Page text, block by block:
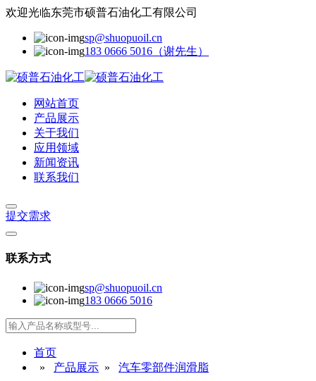
欢迎光临东莞市硕普石油化工有限公司
sp@shuopuoil.cn
183 0666 5016（谢先生）
网站首页
产品展示
关于我们
应用领域
新闻资讯
联系我们
提交需求
联系方式
sp@shuopuoil.cn
183 0666 5016
首页
» 产品展示 » 汽车零部件润滑脂